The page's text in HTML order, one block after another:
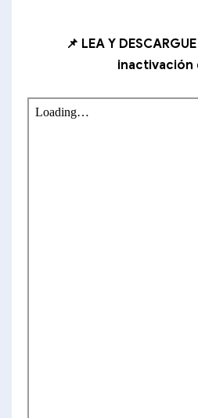
📌 LEA Y
inactivación